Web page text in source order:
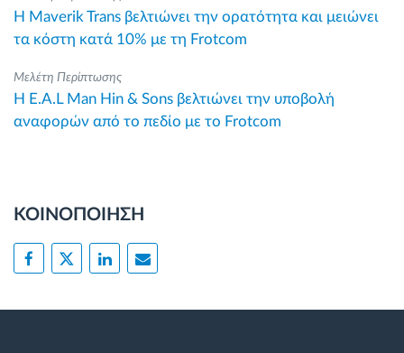
Η Maverik Trans βελτιώνει την ορατότητα και μειώνει
τα κόστη κατά 10% με τη Frotcom
Μελέτη Περίπτωσης
Η E.A.L Man Hin & Sons βελτιώνει την υποβολή
αναφορών από το πεδίο με το Frotcom
ΚΟΙΝΟΠΟΙΗΣΗ